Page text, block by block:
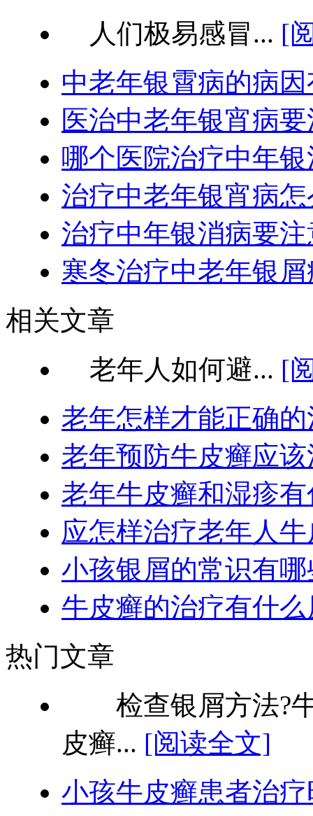
人们极易感冒... [
中老年银霄病的病
医治中老年银宵病
哪个医院治疗中年
治疗中老年银宵病
治疗中年银消病要
寒冬治疗中老年银
相关文章
老年人如何避... [
老年怎样才能正确
老年预防牛皮癣应
老年牛皮癣和湿疹
应怎样治疗老年人
小孩银屑的常识有哪
牛皮癣的治疗有什
热门文章
检查银屑方法?牛
皮癣... [阅读全文]
小孩牛皮癣患者治